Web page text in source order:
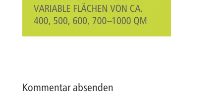
Kommentar absenden